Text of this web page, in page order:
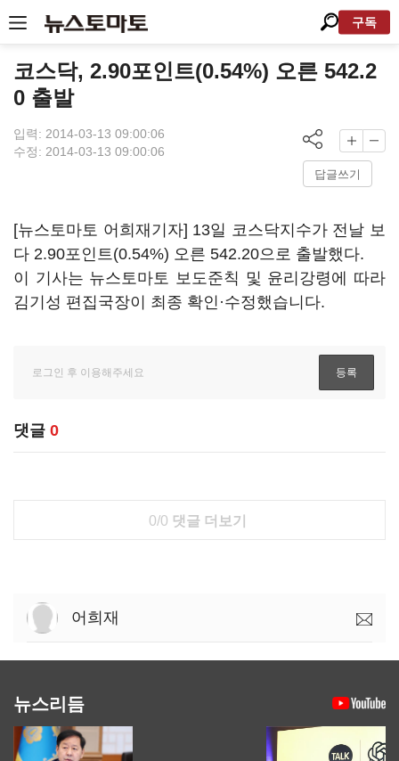
구독
코스닥, 2.90포인트(0.54%) 오른 542.2
0 출발
입력: 2014-03-13 09:00:06
수정: 2014-03-13 09:00:06
답글쓰기
[뉴스토마토 어희재기자] 13일 코스닥지수가 전날 보
다 2.90포인트(0.54%) 오른 542.20으로 출발했다.
이 기사는 뉴스토마토 보도준칙 및 윤리강령에 따라
김기성 편집국장이 최종 확인·수정했습니다.
댓글 0
0/0 댓글 더보기
어희재
뉴스리듬